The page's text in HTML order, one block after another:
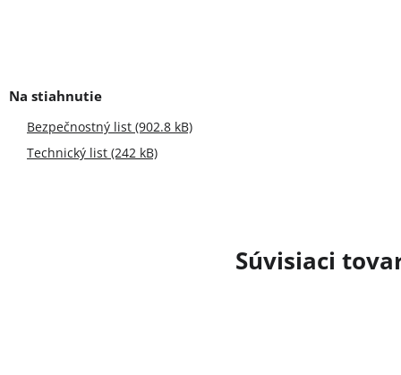
Súvisiaci
Bezpečnostný list (902.8 kB)
Technický list (242 kB)